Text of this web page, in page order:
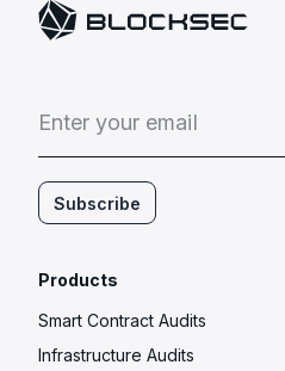
Enter your email
Subscribe
Products
Smart Contract Audits
Infrastructure Audits